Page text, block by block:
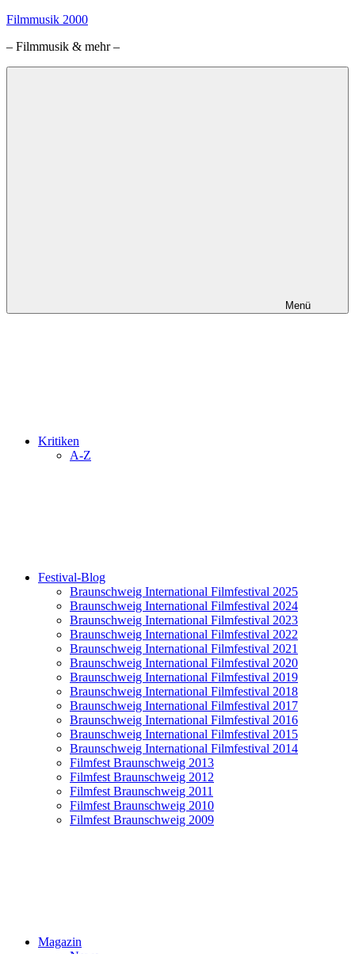
Zum
springen
Filmmusik 2000
– Filmmusik & mehr –
Menü
Kritiken
A-Z
Festival-Blog
Braunschweig International Filmfestival 2025
Braunschweig International Filmfestival 2024
Braunschweig International Filmfestival 2023
Braunschweig International Filmfestival 2022
Braunschweig International Filmfestival 2021
Braunschweig International Filmfestival 2020
Braunschweig International Filmfestival 2019
Braunschweig International Filmfestival 2018
Braunschweig International Filmfestival 2017
Braunschweig International Filmfestival 2016
Braunschweig International Filmfestival 2015
Braunschweig International Filmfestival 2014
Filmfest Braunschweig 2013
Filmfest Braunschweig 2012
Filmfest Braunschweig 2011
Filmfest Braunschweig 2010
Filmfest Braunschweig 2009
Magazin